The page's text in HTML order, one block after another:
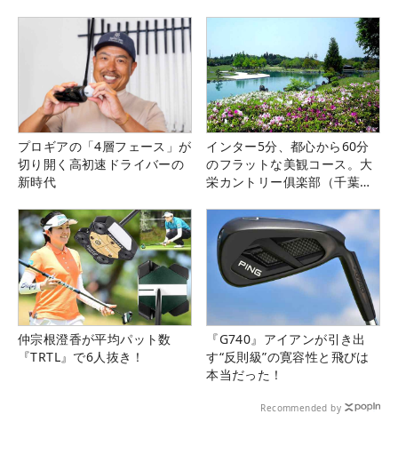
プロギアの「4層フェース」が
切り開く高初速ドライバーの
新時代
インター5分、都心から60分
のフラットな美観コース。大
栄カントリー俱楽部（千葉
仲宗根澄香が平均パット数
『TRTL』で6人抜き！
『G740』アイアンが引き出
す“反則級”の寛容性と飛びは
本当だった！
Recommended by